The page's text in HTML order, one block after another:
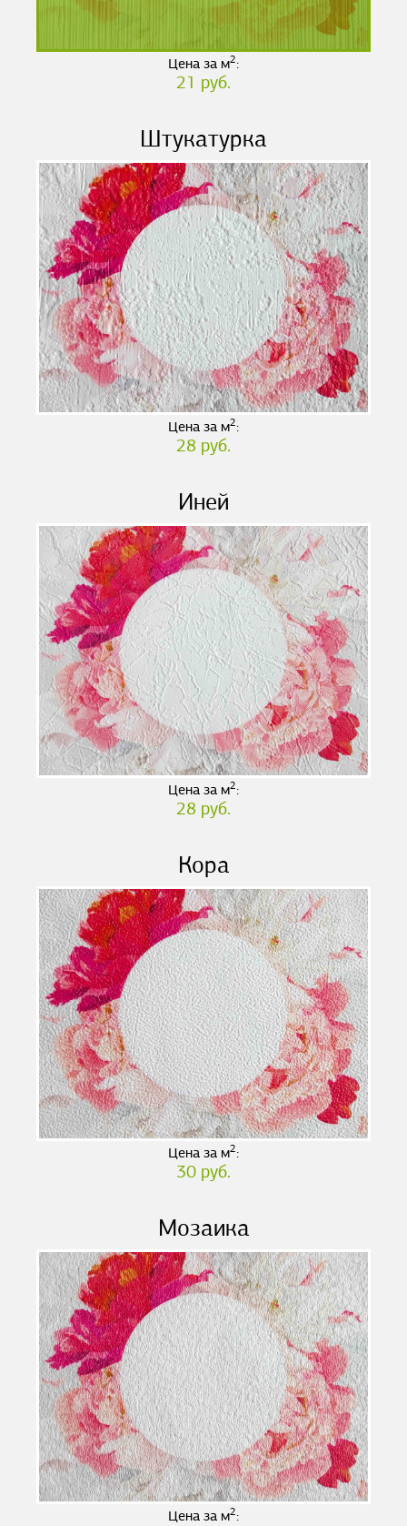
Цена за м2:
21 руб.
Штукатурка
Цена за м2:
28 руб.
Иней
Цена за м2:
28 руб.
Кора
Цена за м2:
30 руб.
Мозаика
Цена за м2: